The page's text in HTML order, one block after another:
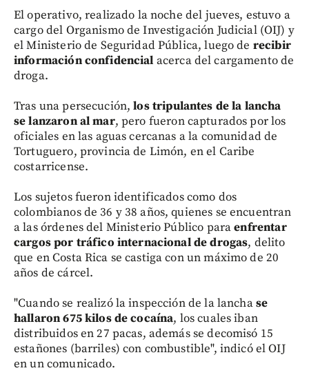
El operativo, realizado la noche del jueves, estuvo a
cargo del Organismo de Investigación Judicial (OIJ) y
el Ministerio de Seguridad Pública, luego de recibir
información confidencial acerca del cargamento de
droga.
Tras una persecución, los tripulantes de la lancha
se lanzaron al mar, pero fueron capturados por los
oficiales en las aguas cercanas a la comunidad de
Tortuguero, provincia de Limón, en el Caribe
costarricense.
Los sujetos fueron identificados como dos
colombianos de 36 y 38 años, quienes se encuentran
a las órdenes del Ministerio Público paraenfrentar
cargos por tráfico internacional de drogas, delito
que en Costa Rica se castiga con un máximo de 20
años de cárcel.
"Cuando se realizó la inspección de la lanchase
hallaron 675 kilos de cocaína, los cuales iban
distribuidos en 27 pacas, además se decomisó 15
estañones (barriles) con combustible", indicó el OIJ
en un comunicado.